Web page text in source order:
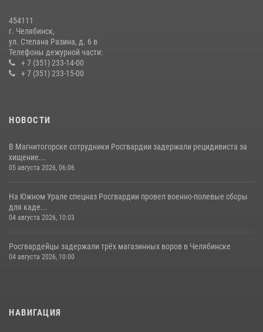
08 июля 2026, 12:05
454111
г. Челябинск,
ул. Степана Разина, д. 6 в
Телефоны дежурной части:
+ 7 (351) 233-14-00
+ 7 (351) 233-15-00
НОВОСТИ
В Магнитогорске сотрудники Росгвардии задержали рецидивиста за
хищение...
05 августа 2026, 06:06
На Южном Урале спецназ Росгвардии провел военно-полевые сборы
для каде...
04 августа 2026, 10:03
Росгвардейцы задержали трёх магазинных воров в Челябинске
04 августа 2026, 10:00
НАВИГАЦИЯ